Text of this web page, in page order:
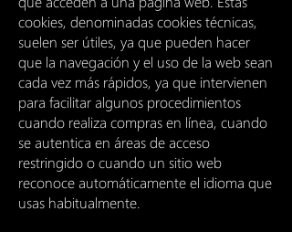
cookies, denominadas cookies técnicas,
suelen ser útiles, ya que pueden hacer
que la navegación y el uso de la web sean
cada vez más rápidos, ya que intervienen
para facilitar algunos procedimientos
cuando realiza compras en línea, cuando
se autentica en áreas de acceso
restringido o cuando un sitio web
reconoce automáticamente el idioma que
usas habitualmente.